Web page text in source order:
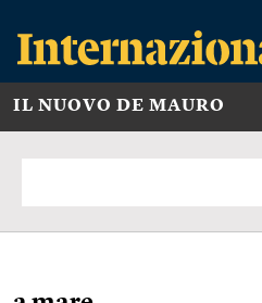
IL NUOVO DE MAURO